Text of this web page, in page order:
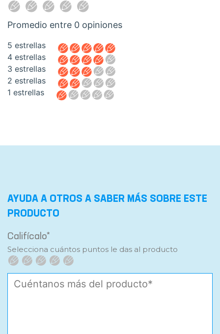
Promedio entre 0 opiniones
5 estrellas
4 estrellas
3 estrellas
2 estrellas
1 estrellas
AYUDA A OTROS A SABER MÁS SOBRE ESTE
PRODUCTO
Califícalo*
Selecciona cuántos puntos le das al producto